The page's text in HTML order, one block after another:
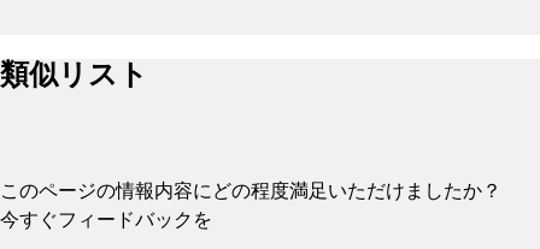
類似リスト
このページの情報内容にどの程度満足いただけましたか？
今すぐフィードバックを